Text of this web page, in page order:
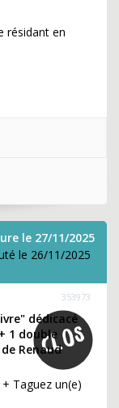
résidant en
le 27/11/2025
le 26/11/2025
353973
dédicacé
1 double
Renaud
Taguez un(e)